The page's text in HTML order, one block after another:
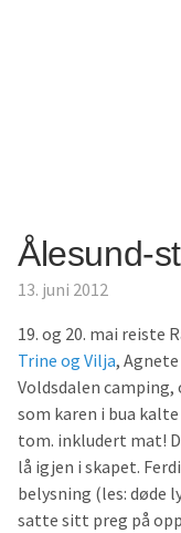
Ålesund-
13. juni 2012
19. og 20. mai reiste
Trine og Vilja, Agnete
Voldsdalen
som karen i bua
tom. inkludert mat!
lå igjen i skapet.
belysning (les: døde
satte sitt preg på